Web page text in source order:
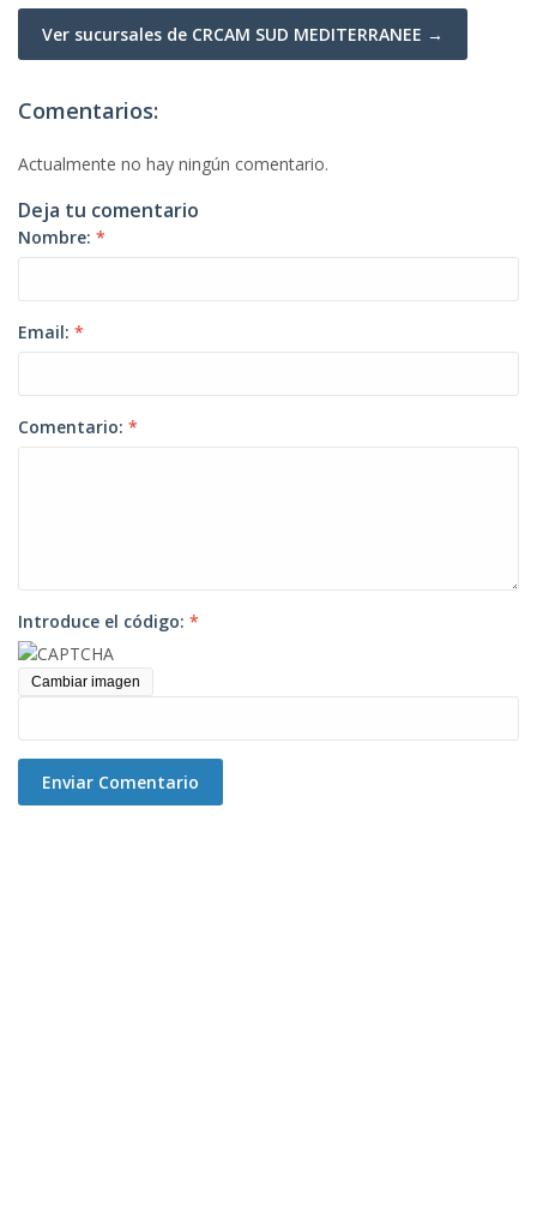
Ver sucursales de CRCAM SUD MEDITERRANEE →
Comentarios:
Actualmente no hay ningún comentario.
Deja tu comentario
Nombre: *
Email: *
Comentario: *
Introduce el código: *
Cambiar imagen
Enviar Comentario